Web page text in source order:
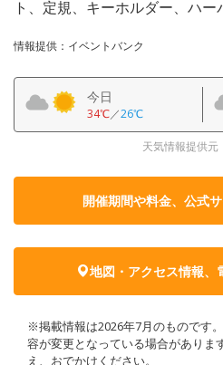
ト、定規、キーホルダー、ハー
情報提供：イベントバンク
今日
34℃／26℃
天気情報提供元
開催期間や料金、公式
地図・アクセス情報、
※掲載情報は2026年7月のものです
容が変更となっている場合がありま
え、おでかけください。